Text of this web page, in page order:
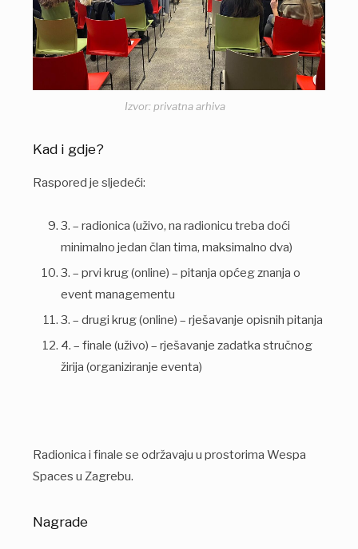
Izvor: privatna arhiva
Kad i gdje?
Raspored je sljedeći:
3. – radionica (uživo, na radionicu treba doći
minimalno jedan član tima, maksimalno dva)
3. – prvi krug (online) – pitanja općeg znanja o
event managementu
3. – drugi krug (online) – rješavanje opisnih pitanja
4. – finale (uživo) – rješavanje zadatka stručnog
žirija (organiziranje eventa)
Radionica i finale se održavaju u prostorima Wespa
Spaces u Zagrebu.
Nagrade